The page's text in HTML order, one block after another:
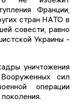
Франции,
стран НАТО в
совести, равно
Украины -
уничтожения
сил
операции